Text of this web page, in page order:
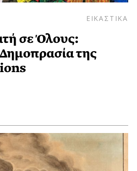
ΕΙΚΑΣΤΙΚΑ
σε Όλους:
της